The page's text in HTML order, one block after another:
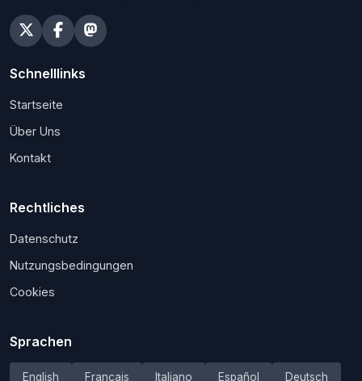
Schnelllinks
Startseite
Über Uns
Kontakt
Rechtliches
Datenschutz
Nutzungsbedingungen
Cookies
Sprachen
English Français Italiano Español Deutsch